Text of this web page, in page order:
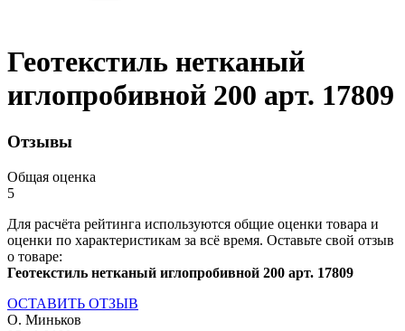
Геотекстиль нетканый
иглопробивной 200 арт. 17809
Отзывы
Общая оценка
5
Для расчёта рейтинга используются общие оценки товара и
оценки по характеристикам за всё время. Оставьте свой отзыв
о товаре:
Геотекстиль нетканый иглопробивной 200 арт. 17809
ОСТАВИТЬ ОТЗЫВ
О. Миньков